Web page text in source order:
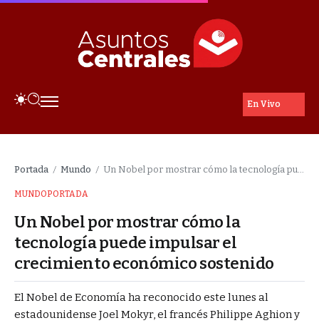
Portada / Mundo / Un Nobel por mostrar cómo la tecnología puede impulsar el crecimiento económico sostenido
MUNDOPORTADA
Un Nobel por mostrar cómo la
tecnología puede impulsar el
crecimiento económico sostenido
El Nobel de Economía ha reconocido este lunes al
estadounidense Joel Mokyr, el francés Philippe Aghion y